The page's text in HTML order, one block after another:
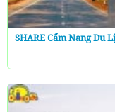
SHARE Cẩm Nang Du